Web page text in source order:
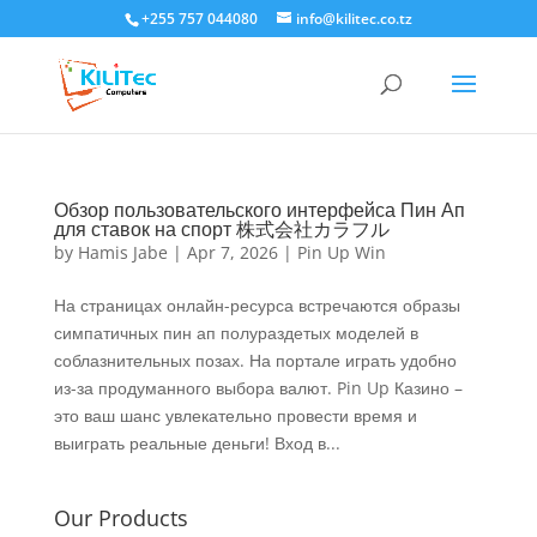
+255 757 044080 info@kilitec.co.tz
Обзор пользовательского интерфейса Пин Ап
для ставок на спорт 株式会社カラフル
by Hamis Jabe | Apr 7, 2026| Pin Up Win
На страницах онлайн-ресурса встречаются образы
симпатичных пин ап полураздетых моделей в
соблазнительных позах. На портале играть удобно
из-за продуманного выбора валют. Pin Up Казино –
это ваш шанс увлекательно провести время и
выиграть реальные деньги! Вход в...
Our Products